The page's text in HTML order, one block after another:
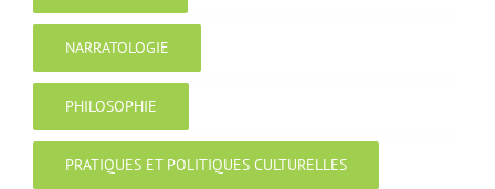
NARRATOLOGIE
PHILOSOPHIE
PRATIQUES ET POLITIQUES CULTURELLES